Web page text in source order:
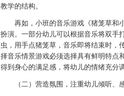
教学的结构。
再如，小班的音乐游戏《猪笼草和
扮演。一部分幼儿可以根据音乐将双手
虫，用手点猪笼草，音乐即将结束时，
择音乐情景游戏必须选择具有鲜明特点
得到身心的满足感，将幼儿的情绪充分
（二）营造氛围，注重幼儿倾听、